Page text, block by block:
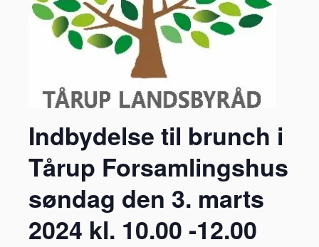
Indbydelse til brunch i
Tårup Forsamlingshus
søndag den 3. marts
2024 kl. 10.00 -12.00